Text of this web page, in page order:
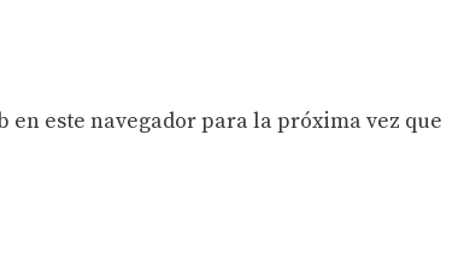
este navegador para la próxima vez que